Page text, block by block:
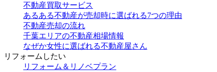
不動産買取サービス
あるある不動産が売却時に選ばれる7つの理由
不動産売却の流れ
千葉エリアの不動産相場情報
なぜか女性に選ばれる不動産屋さん
リフォームしたい
リフォーム＆リノベプラン